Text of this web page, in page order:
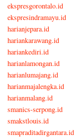
ekspresgorontalo.id
ekspresindramayu.id
harianjepara.id
hariankarawang.id
hariankediri.id
harianlamongan.id
harianlumajang.id
harianmajalengka.id
harianmalang.id
smanics-serpong.id
smakstlouis.id
smapraditadirgantara.id